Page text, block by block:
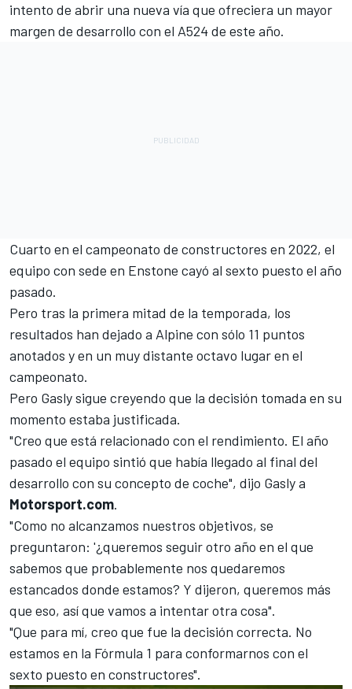
intento de abrir una nueva vía que ofreciera un mayor
margen de desarrollo con el A524 de este año.
Cuarto en el campeonato de constructores en 2022, el
equipo con sede en Enstone cayó al sexto puesto el año
pasado.
Pero tras la primera mitad de la temporada, los
resultados han dejado a Alpine con sólo 11 puntos
anotados y en un muy distante octavo lugar en el
campeonato.
Pero Gasly sigue creyendo que la decisión tomada en su
momento estaba justificada.
"Creo que está relacionado con el rendimiento. El año
pasado el equipo sintió que había llegado al final del
desarrollo con su concepto de coche", dijo Gasly a
Motorsport.com.
"Como no alcanzamos nuestros objetivos, se
preguntaron: '¿queremos seguir otro año en el que
sabemos que probablemente nos quedaremos
estancados donde estamos? Y dijeron, queremos más
que eso, así que vamos a intentar otra cosa".
"Que para mí, creo que fue la decisión correcta. No
estamos en la Fórmula 1 para conformarnos con el
sexto puesto en constructores".